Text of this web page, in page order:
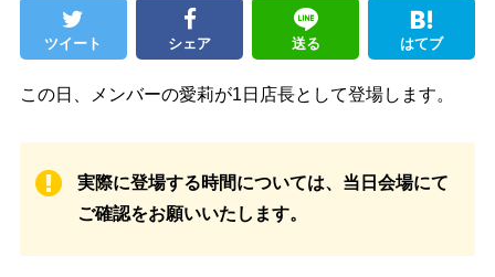
ツイート シェア 送る はてブ
この日、メンバーの愛莉が1日店長として登場します。
実際に登場する時間については、当日会場にて
ご確認をお願いいたします。